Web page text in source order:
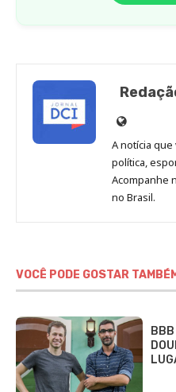
Site
de
Redação
Jornal
DCI
A notícia
política,
Acompanhe
no Brasil.
VOCÊ PODE GOSTAR TAMBÉM
BBB